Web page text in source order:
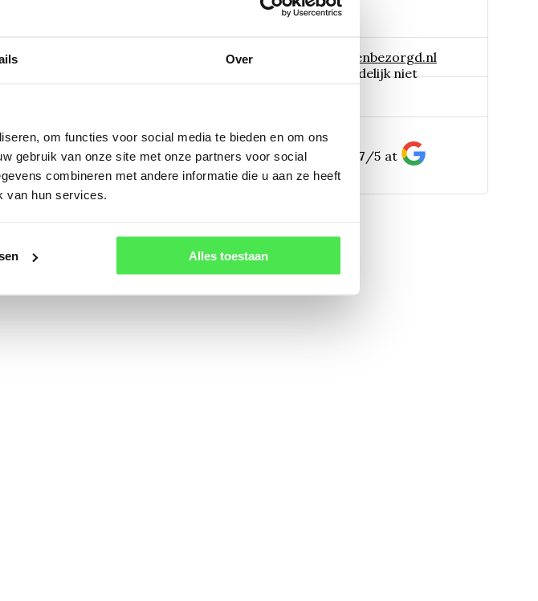
Over
om functies voor social media te bieden en om ons
gebruik van onze site met onze partners voor social
combineren met andere informatie die u aan ze heeft
van hun services.
Alles toestaan
info@tuinplantenbezorgd.nl
06 45 601 508 (tijdelijk niet
156 customers give us a 4.7 /5 at